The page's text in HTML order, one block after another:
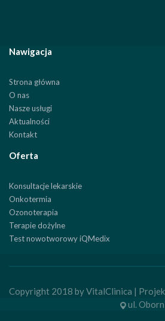
Nawigacja
Strona główna
O nas
Nasze usługi
Aktualności
Kontakt
Oferta
Konsultacje lekarskie
Onkotermia
Ozonoterapia
Terapie dożylne
Test nowotworowy iQMedix
Copyright 2018 by VitalClinica |
ul.